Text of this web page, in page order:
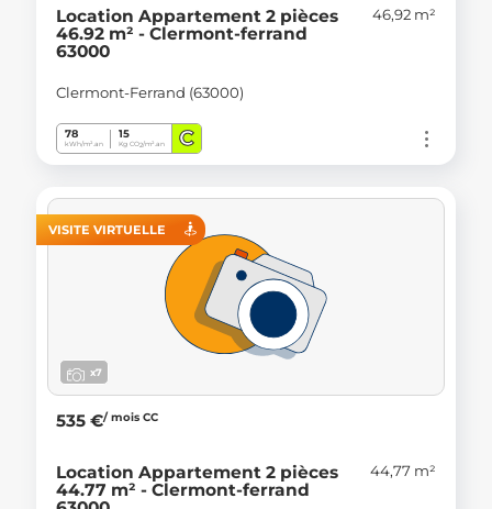
Location Appartement 2 pièces
46.92 m² - Clermont-ferrand
63000
46,92 m²
Clermont-Ferrand (63000)
78
kWh/m².an
15
Kg CO2/m².an C
VISITE VIRTUELLE
x7
535 €/ mois CC
Location Appartement 2 pièces
44.77 m² - Clermont-ferrand
44,77 m²